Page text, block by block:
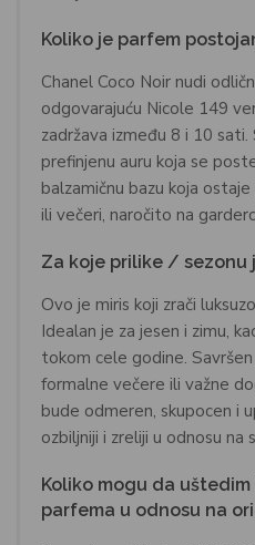
Koliko je parfem
Chanel Coco Noir nudi
odgovarajuću Nicole 149
zadržava između 8 i 10
prefinjenu auru koja se
balzamičnu bazu koja
ili večeri, naročito na
Za koje prilike / sezonu
Ovo je miris koji zrači
Idealan je za jesen i zimu,
tokom cele godine.
formalne večere ili važne
bude odmeren, skupocen i
ozbiljniji i zreliji u odnosu
Koliko mogu da
parfema u odnosu na